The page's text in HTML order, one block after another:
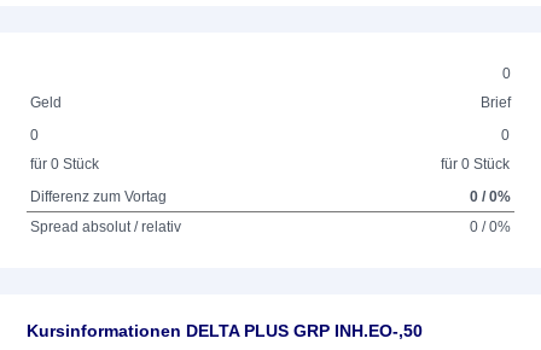
0
Geld
Brief
0
für 0 Stück
0
für 0 Stück
Differenz zum Vortag
0 / 0%
Spread absolut / relativ
0 / 0%
Kursinformationen DELTA PLUS GRP INH.EO-,50